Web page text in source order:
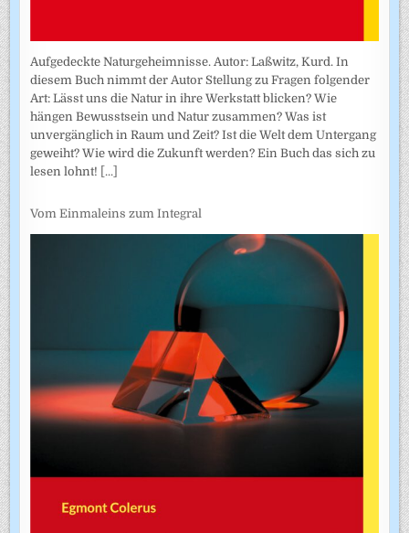
Aufgedeckte Naturgeheimnisse. Autor: Laßwitz, Kurd. In
diesem Buch nimmt der Autor Stellung zu Fragen folgender
Art: Lässt uns die Natur in ihre Werkstatt blicken? Wie
hängen Bewusstsein und Natur zusammen? Was ist
unvergänglich in Raum und Zeit? Ist die Welt dem Untergang
geweiht? Wie wird die Zukunft werden? Ein Buch das sich zu
lesen lohnt! [...]
Vom Einmaleins zum Integral